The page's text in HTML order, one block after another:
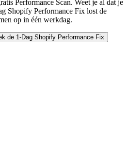
Performance Scan. Weet je al dat je
Shopify Performance Fix lost de
op in één werkdag.
de 1-Dag Shopify Performance Fix